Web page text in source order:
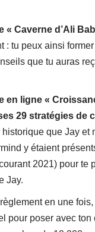
« Caverne d’Ali
: tu peux ainsi
que tu auras
en ligne «
29 stratégies de
historique que Jay
y étaient
2021) pour
Jay.
en une
pour poser avec